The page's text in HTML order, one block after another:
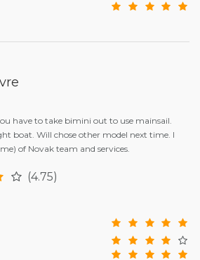
have to take bimini out to use mainsail.
boat. Will chose other model next time. I
of Novak team and services.
(4.75)